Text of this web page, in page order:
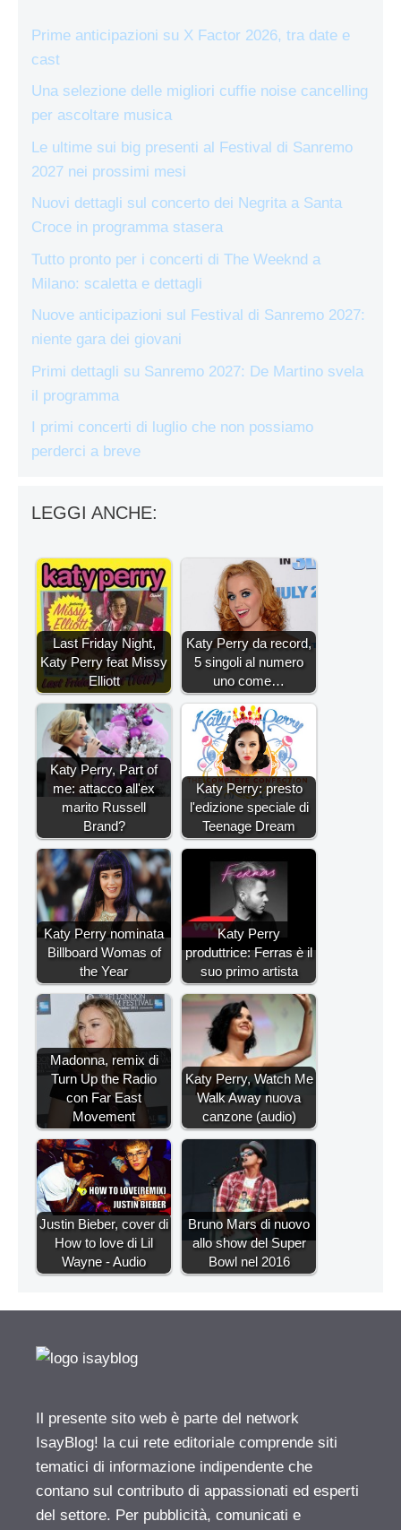
Prime anticipazioni su X Factor 2026, tra date e
cast
Una selezione delle migliori cuffie noise cancelling
per ascoltare musica
Le ultime sui big presenti al Festival di Sanremo
2027 nei prossimi mesi
Nuovi dettagli sul concerto dei Negrita a Santa
Croce in programma stasera
Tutto pronto per i concerti di The Weeknd a
Milano: scaletta e dettagli
Nuove anticipazioni sul Festival di Sanremo 2027:
niente gara dei giovani
Primi dettagli su Sanremo 2027: De Martino svela
il programma
I primi concerti di luglio che non possiamo
perderci a breve
LEGGI ANCHE:
Last Friday Night,
Katy Perry feat Missy
Elliott
Katy Perry da record,
5 singoli al numero
uno come…
Katy Perry, Part of
me: attacco all'ex
marito Russell
Brand?
Katy Perry: presto
l'edizione speciale di
Teenage Dream
Katy Perry nominata
Billboard Womas of
the Year
Katy Perry
produttrice: Ferras è il
suo primo artista
Madonna, remix di
Turn Up the Radio
con Far East
Movement
Katy Perry, Watch Me
Walk Away nuova
canzone (audio)
Justin Bieber, cover di
How to love di Lil
Wayne - Audio
Bruno Mars di nuovo
allo show del Super
Bowl nel 2016
Il presente sito web è parte del network
IsayBlog! la cui rete editoriale comprende siti
tematici di informazione indipendente che
contano sul contributo di appassionati ed esperti
del settore. Per pubblicità, comunicati e